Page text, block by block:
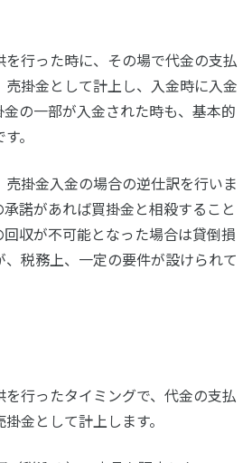
行った時に、その場で代金の支払
売掛金として計上し、入金時に入金
の一部が入金された時も、基本的
。
掛金入金の場合の逆仕訳を行いま
諾があれば買掛金と相殺すること
収が不可能となった場合は貸倒損
税務上、一定の要件が設けられて
行ったタイミングで、代金の支払
金として計上します。